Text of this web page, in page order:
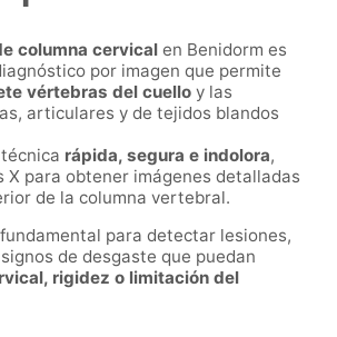
columna cervical en Benidorm es
por imagen que permite
vértebras del cuello y las
articulares y de tejidos blandos
rápida, segura e indolora,
X para obtener imágenes detalladas
de la columna vertebral.
para detectar lesiones,
de desgaste que puedan
rigidez o limitación del